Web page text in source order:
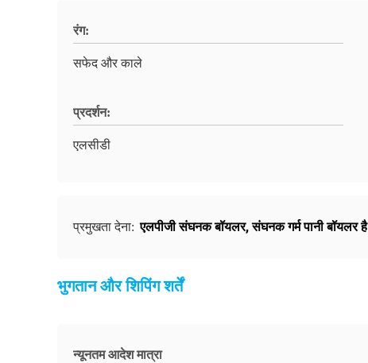
रंग:
सफेद और काले
प्रदर्शन:
एलसीडी
प्रमुखता देना: एलपीजी संघनक बॉयलर,संघनक गर्म पानी बॉयलर है
भुगतान और शिपिंग शर्तें
न्यूनतम आदेश मात्रा